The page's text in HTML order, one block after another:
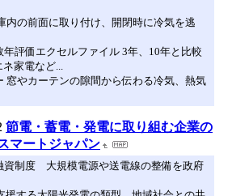
内の前面に取り付け、開閉時に冷気を逃
評価エクセルファイル 3年、10年と比較
家電など...
窓やカーテンの隙間から伝わる冷気、熱気
節電・蓄電・発電に取り組む企業の
マートジャパン
資制度 大規模電源や送電線の整備を政府